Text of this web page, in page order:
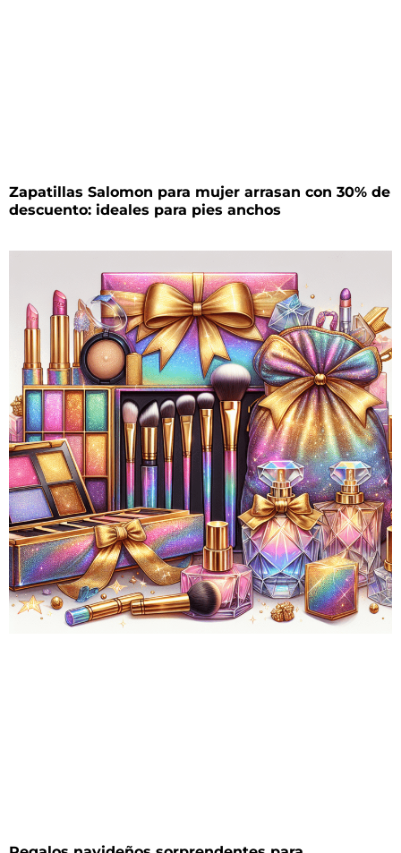
Zapatillas Salomon para mujer arrasan con 30% de
descuento: ideales para pies anchos